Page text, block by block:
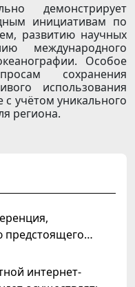
демонстрирует
инициативам по
развитию научных
международного
Особое
сохранения
использования
с учётом уникального
региона.
интернет-